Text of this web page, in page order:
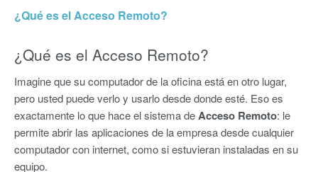
¿Qué es el Acceso Remoto?
¿Qué es el Acceso Remoto?
Imagine que su computador de la oficina está en otro lugar,
pero usted puede verlo y usarlo desde donde esté. Eso es
exactamente lo que hace el sistema deAcceso Remoto: le
permite abrir las aplicaciones de la empresa desde cualquier
computador con internet, como si estuvieran instaladas en su
equipo.